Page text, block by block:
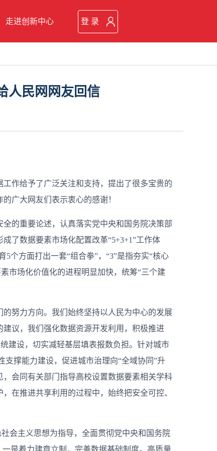
走进创新中心 登 录
人民网网友回信
作给予了广泛关注和支持，提出了很多宝贵的
广大网友们表示衷心的感谢！
的重要论述，认真落实党中央和国务院决策部
了数据要素市场化配置改革“5+3+1”工作体
个方面打出一套“组合拳”，“3”是指夯实“核心
市场化价值化的进程明显加快，统筹“三个建
努力方向。我们始终坚持以人民为中心的发展
议，我们强化数据资源开发利用，积极推进
建设，切实减轻基层填表报数负担。针对城市
撑能力建设，促进城市治理向“全域协同”升
会同有关部门指导高校设置数据要素相关学科
在推进共享利用的过程中，始终把安全可控、
会主义思想为指导，全面贯彻党中央和国务院
是着力建章立制，完善数据基础制度。高质量